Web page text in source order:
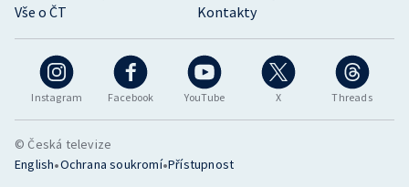
Instagram Facebook YouTube X Threads
Vše o ČT
Kontakty
© Česká televize
English•Ochrana soukromí•Přístupnost